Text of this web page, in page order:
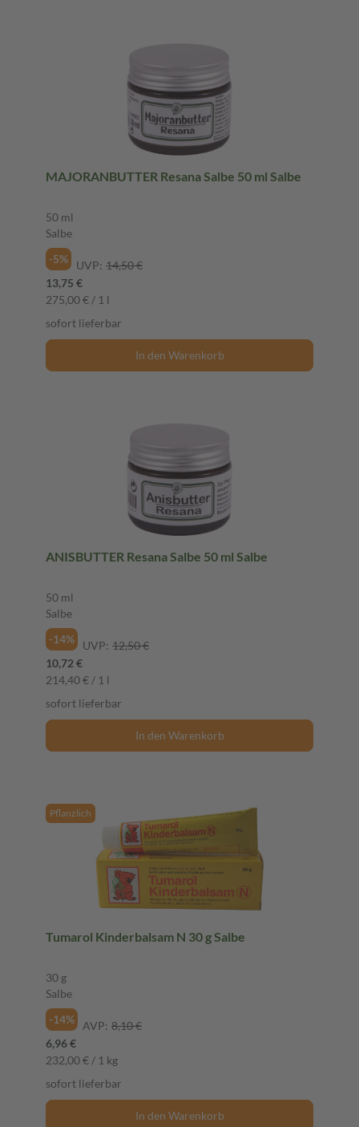
MAJORANBUTTER Resana Salbe 50 ml Salbe
50 ml
Salbe
-5%
UVP: 14,50 €
13,75 €
275,00 € / 1 l
sofort lieferbar
In den Warenkorb
ANISBUTTER Resana Salbe 50 ml Salbe
50 ml
Salbe
-14%
UVP: 12,50 €
10,72 €
214,40 € / 1 l
sofort lieferbar
In den Warenkorb
Pflanzlich
Tumarol Kinderbalsam N 30 g Salbe
30 g
Salbe
-14%
AVP: 8,10 €
6,96 €
232,00 € / 1 kg
sofort lieferbar
In den Warenkorb